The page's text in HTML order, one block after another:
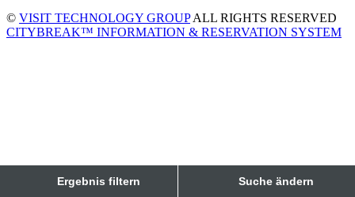
Ergebnis filtern Suche ändern
© VISIT TECHNOLOGY GROUPALL RIGHTS RESERVED
CITYBREAK™ INFORMATION & RESERVATION SYSTEM